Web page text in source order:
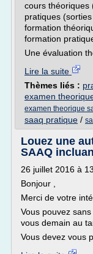
cours théoriques
pratiques
formation
formation
Une évaluation
Lire la suite
Thèmes liés :
examen
examen theorique
saaq pratique /
Louez une
SAAQ
26 juillet 2016 à
Bonjour ,
Merci de votre
Vous pouvez
vous demain au
Vous devez vous